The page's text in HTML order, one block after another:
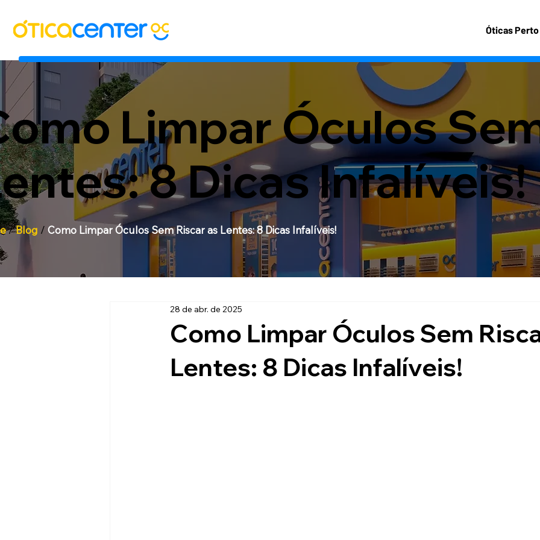
Óticas Perto
Limpar Óculos
8 Dicas Infalíveis!
/Blog /Como Limpar Óculos Sem Riscar as Lentes: 8 Dicas Infalíveis!
Como Limpar Óculos Sem
Lentes: 8 Dicas Infalíveis!
28 de abr. de 2025